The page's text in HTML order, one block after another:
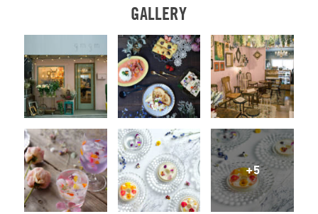
GALLERY
+5